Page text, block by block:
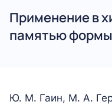
Применение в
памятью формы
Ю. М. Гаин, М. А.